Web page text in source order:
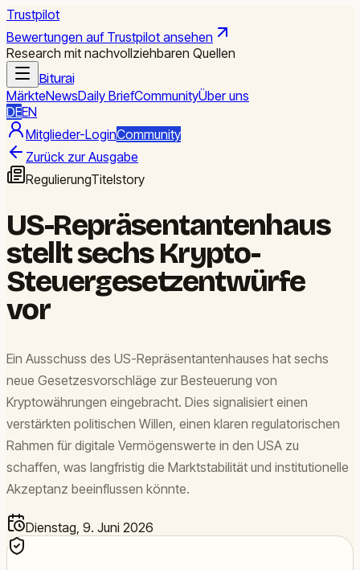
Trustpilot
Bewertungen auf Trustpilot ansehen
Research mit nachvollziehbaren Quellen
Biturai
MärkteNewsDaily BriefCommunityÜber uns
DEEN
Mitglieder-LoginCommunity
Zurück zur Ausgabe
RegulierungTitelstory
US-Repräsentantenhaus
stellt sechs Krypto-
Steuergesetzentwürfe
vor
Ein Ausschuss des US-Repräsentantenhauses hat sechs
neue Gesetzesvorschläge zur Besteuerung von
Kryptowährungen eingebracht. Dies signalisiert einen
verstärkten politischen Willen, einen klaren regulatorischen
Rahmen für digitale Vermögenswerte in den USA zu
schaffen, was langfristig die Marktstabilität und institutionelle
Akzeptanz beeinflussen könnte.
Dienstag, 9. Juni 2026